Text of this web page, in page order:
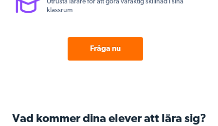
Utrusta lärare för att göra varaktig skillnad i sina
klassrum
Fråga nu
Vad kommer dina elever att lära sig?